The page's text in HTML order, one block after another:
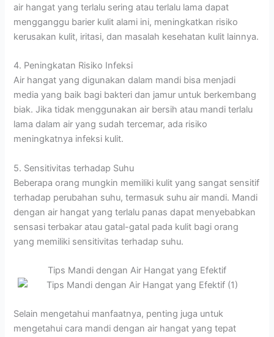
air hangat yang terlalu sering atau terlalu lama dapat
mengganggu barier kulit alami ini, meningkatkan risiko
kerusakan kulit, iritasi, dan masalah kesehatan kulit lainnya.
4. Peningkatan Risiko Infeksi
Air hangat yang digunakan dalam mandi bisa menjadi
media yang baik bagi bakteri dan jamur untuk berkembang
biak. Jika tidak menggunakan air bersih atau mandi terlalu
lama dalam air yang sudah tercemar, ada risiko
meningkatnya infeksi kulit.
5. Sensitivitas terhadap Suhu
Beberapa orang mungkin memiliki kulit yang sangat sensitif
terhadap perubahan suhu, termasuk suhu air mandi. Mandi
dengan air hangat yang terlalu panas dapat menyebabkan
sensasi terbakar atau gatal-gatal pada kulit bagi orang
yang memiliki sensitivitas terhadap suhu.
Tips Mandi dengan Air Hangat yang Efektif
Selain mengetahui manfaatnya, penting juga untuk
mengetahui cara mandi dengan air hangat yang tepat